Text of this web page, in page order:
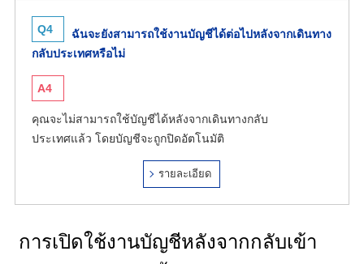
Q4
ฉันจะยังสามารถใช้งานบัญชีได้ต่อไปหลังจากเดินทาง
กลับประเทศหรือไม่
A4
คุณจะไม่สามารถใช้บัญชีได้หลังจากเดินทางกลับ
ประเทศแล้ว โดยบัญชีจะถูกปิดอัตโนมัติ
รายละเอียด
การเปิดใช้งานบัญชีหลังจากกลับเข้า